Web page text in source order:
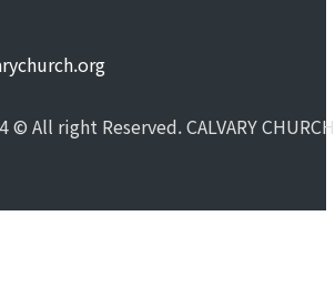
All right Reserved. CALVARY CHURCH